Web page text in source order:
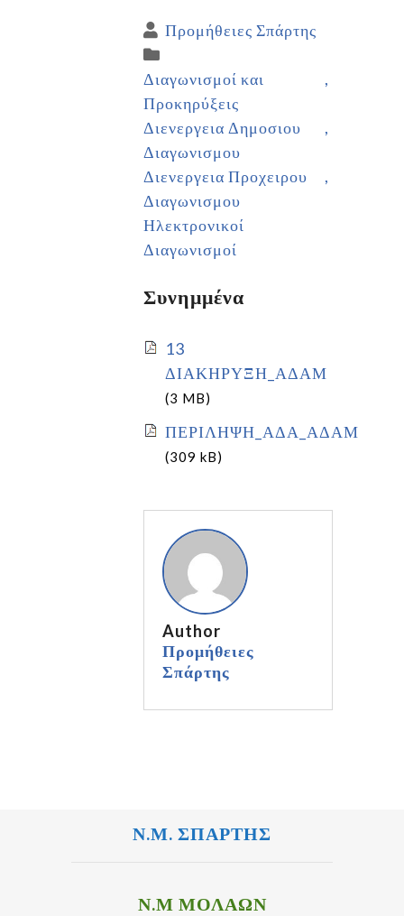
Προμήθειες Σπάρτης
Διαγωνισμοί και
Προκηρύξεις
Διενεργεια Δημοσιου
Διαγωνισμου
Διενεργεια Προχειρου
Διαγωνισμου
Ηλεκτρονικοί
Διαγωνισμοί
Συνημμένα
13
ΔΙΑΚΗΡΥΞΗ_ΑΔΑΜ
(3 MB)
ΠΕΡΙΛΗΨΗ_ΑΔΑ_ΑΔΑΜ
(309 kB)
Author
Προμήθειες
Σπάρτης
Ν.Μ. ΣΠΑΡΤΗΣ
Ν.Μ ΜΟΛΑΩΝ